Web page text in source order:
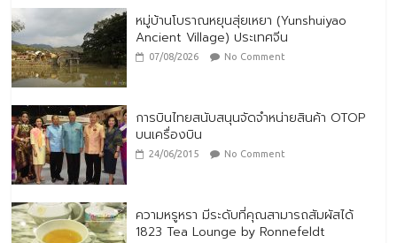
หมู่บ้านโบราณหยุนสุ่ยเหยา (Yunshuiyao
Ancient Village) ประเทศจีน
07/08/2026 No Comment
การบินไทยสนับสนุนจัดจำหน่ายสินค้า OTOP
บนเครื่องบิน
24/06/2015 No Comment
ความหรูหรา มีระดับที่คุณสามารถสัมผัสได้
1823 Tea Lounge by Ronnefeldt